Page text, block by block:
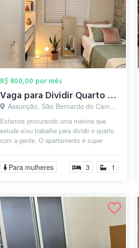
R$ 800,00 por mês
Vaga para Dividir Quarto (Feminino)
Assunção, São Bernardo do Campo - SP
Estamos procurando uma menina que
estude e/ou trabalhe para dividir o quarto
com a gente. O apartamento é super
Para mulheres 3 1